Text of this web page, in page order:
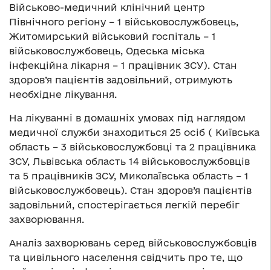
Військово-медичний клінічний центр
Північного регіону – 1 військовослужбовець,
Житомирський військовий госпіталь – 1
військовослужбовець, Одеська міська
інфекційна лікарня – 1 працівник ЗСУ). Стан
здоров’я пацієнтів задовільний, отримують
необхідне лікування.
На лікуванні в домашніх умовах під наглядом
медичної служби знаходиться 25 осіб ( Київська
область – 3 військовослужбовці та 2 працівника
ЗСУ, Львівська область 14 військовослужбовців
та 5 працівників ЗСУ, Миколаївська область – 1
військовослужбовець). Стан здоров’я пацієнтів
задовільний, спостерігається легкій перебіг
захворювання.
Аналіз захворювань серед військовослужбовців
та цивільного населення свідчить про те, що